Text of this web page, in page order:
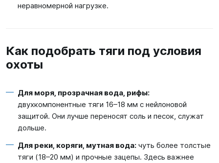
неравномерной нагрузке.
Как подобрать тяги под условия
охоты
Для моря, прозрачная вода, рифы:
двухкомпонентные тяги 16–18 мм с нейлоновой
защитой. Они лучше переносят соль и песок, служат
дольше.
Для реки, коряги, мутная вода: чуть более толстые
тяги (18–20 мм) и прочные зацепы. Здесь важнее